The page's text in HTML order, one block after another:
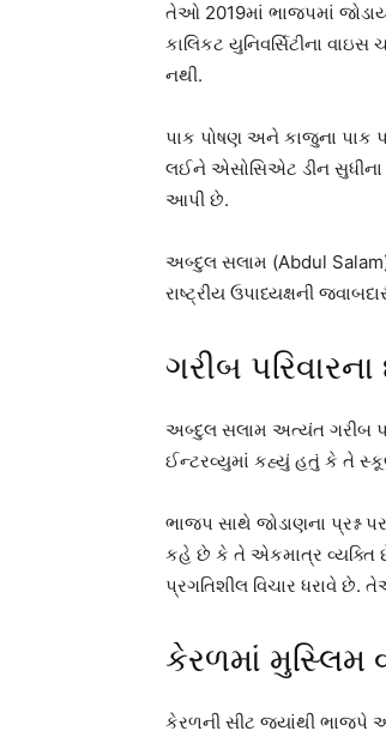
તેઓ 2019માં ભાજપમાં
કાલિકટ યુનિવર્સિટીના
નથી.
પાક પોષણ અને કાજુના પાક
લઈને એસોસિએટ ડીન સુધીના
આપી છે.
અબ્દુલ સલામ (Abdul
રાષ્ટ્રીય ઉપાધ્યક્ષની
ગરીબ
અબ્દુલ સલામ અત્યંત ગરીબ
ઈન્ટરવ્યુમાં કહ્યું હતું કે તે
ભાજપ સાથે જોડાણના પ્રશ્ન
કહે છે કે તે એકમાત્ર વ્યક્તિ
પ્રગતિશીલ વિચાર ધરાવે
કેરળમાં મુસ્લિમ
કેરળની સીટ જ્યાંથી ભાજપે